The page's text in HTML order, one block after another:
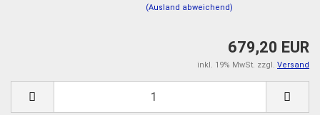
(Ausland abweichend)
679,20 EUR
inkl. 19% MwSt. zzgl. Versand